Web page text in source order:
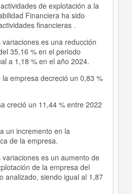
de explotación a la
Financiera ha sido
financieras .
es una reducción
35,16 % en el periodo
a 1,18 % en el año 2024.
empresa decreció un 0,83 %
creció un 11,44 % entre 2022
un incremento en la
de la empresa.
es un aumento de
de la empresa del
analizado, siendo igual al 1,87